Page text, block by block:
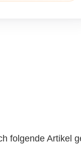
folgende Artikel